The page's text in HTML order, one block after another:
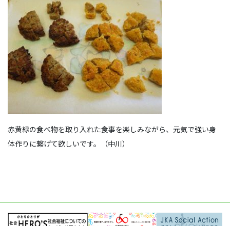
赤黄緑の食べ物を取り入れた食事を楽しみながら、元気で強い身
体作りに繋げて欲しいです。（中川）